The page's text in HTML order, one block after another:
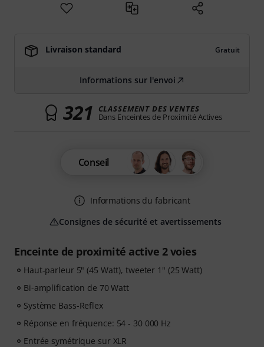
Enceinte de proximité active 2 voies
Haut-parleur 5" (45 Watt), tweeter 1" (25 Watt)
Bi-amplification de 70 Watt
Système Bass-Reflex
Réponse en fréquence: 54 - 30 000 Hz
Entrée symétrique sur XLR
Livraison standard Gratuit
Informations sur l'envoi
321 CLASSEMENT DES VENTES
Dans Enceintes de Proximité Actives
Conseil
Informations du fabricant
Consignes de sécurité et avertissements